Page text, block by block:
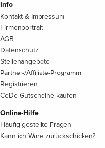
Info
Kontakt & Impressum
Firmenportrait
AGB
Datenschutz
Stellenangebote
Partner-/Affiliate-Programm
Registrieren
CeDe Gutscheine kaufen
Online-Hilfe
Häufig gestellte Fragen
Kann ich Ware zurückschicken?